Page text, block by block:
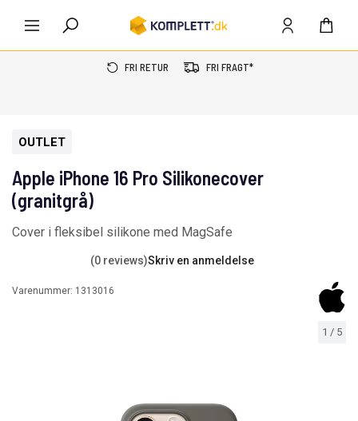
FRI RETUR FRI FRAGT*
1 / 5
OUTLET
Apple iPhone 16 Pro Silikonecover
(granitgrå)
Cover i fleksibel silikone med MagSafe
(0 reviews)Skriv en anmeldelse
Varenummer: 1313016